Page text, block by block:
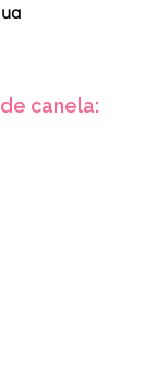
canela: